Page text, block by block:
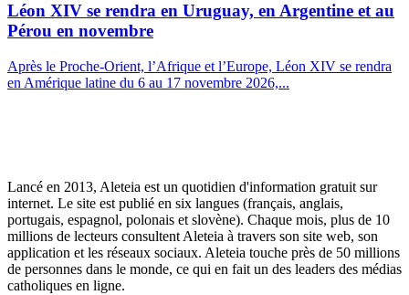
Léon XIV se rendra en Uruguay, en Argentine et au
Pérou en novembre
Après le Proche-Orient, l’Afrique et l’Europe, Léon XIV se rendra
en Amérique latine du 6 au 17 novembre 2026,...
Lancé en 2013, Aleteia est un quotidien d'information gratuit sur
internet. Le site est publié en six langues (français, anglais,
portugais, espagnol, polonais et slovène). Chaque mois, plus de 10
millions de lecteurs consultent Aleteia à travers son site web, son
application et les réseaux sociaux. Aleteia touche près de 50 millions
de personnes dans le monde, ce qui en fait un des leaders des médias
catholiques en ligne.